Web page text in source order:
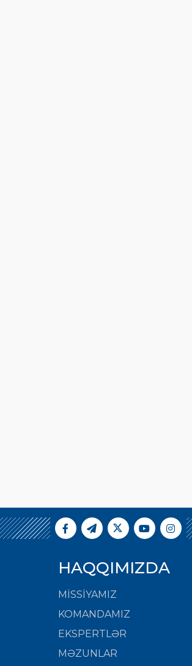
HAQQIMIZDA
MISSIYAMIZ
KOMANDAMIZ
EKSPERTLƏR
MƏZUNLAR